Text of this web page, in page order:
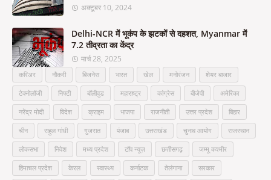
अक्टूबर 10, 2024
Delhi-NCR में भूकंप के झटकों से दहशत, Myanmar में
7.2 तीव्रता का केंद्र
मार्च 28, 2025
करिअर नौकरी बिजनेस भारत खेल मनोरंजन शेयर बाजार
टेक्नोलॉजी निफ्टी बॉलीवुड महाराष्ट्र कांग्रेस बीजेपी अमेरिका
नरेंद्र मोदी विदेश क्राइम भाजपा राजनीती उत्तर प्रदेश बिहार
चीन राहुल गांधी गुजरात पंजाब उत्तराखंड चुनाव आयोग राजस्थान
लोकसभा निवेश मध्य प्रदेश टॉप न्यूज़ छत्तीसगढ़ जम्मू कश्मीर
हिमाचल प्रदेश केरल स्वास्थ्य कर्नाटक तेलंगाना सरकार